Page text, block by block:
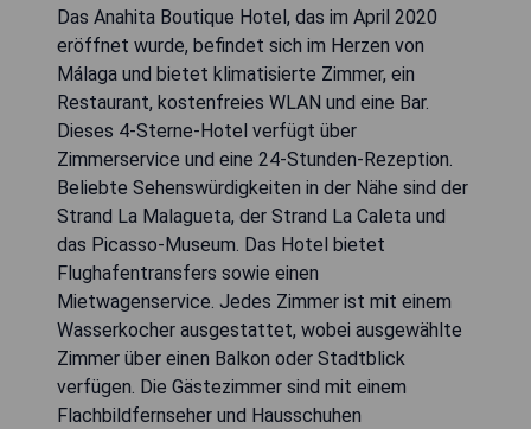
Das Anahita Boutique Hotel, das im April 2020
eröffnet wurde, befindet sich im Herzen von
Málaga und bietet klimatisierte Zimmer, ein
Restaurant, kostenfreies WLAN und eine Bar.
Dieses 4-Sterne-Hotel verfügt über
Zimmerservice und eine 24-Stunden-Rezeption.
Beliebte Sehenswürdigkeiten in der Nähe sind der
Strand La Malagueta, der Strand La Caleta und
das Picasso-Museum. Das Hotel bietet
Flughafentransfers sowie einen
Mietwagenservice. Jedes Zimmer ist mit einem
Wasserkocher ausgestattet, wobei ausgewählte
Zimmer über einen Balkon oder Stadtblick
verfügen. Die Gästezimmer sind mit einem
Flachbildfernseher und Hausschuhen